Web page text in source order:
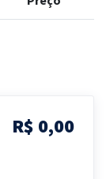
R$ 0,00